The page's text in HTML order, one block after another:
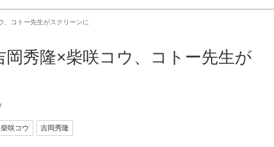
、コトー先生がスクリーンに
岡秀隆×柴咲コウ、コトー先生が
柴咲コウ 吉岡秀隆